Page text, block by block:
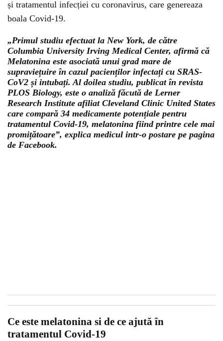
și tratamentul infecției cu coronavirus, care genereaza
boala Covid-19.
„Primul studiu efectuat la New York, de către
Columbia University Irving Medical Center, afirmă că
Melatonina este asociată unui grad mare de
supraviețuire în cazul pacienților infectați cu SRAS-
CoV2 și intubați. Al doilea studiu, publicat în revista
PLOS Biology, este o analiză făcută de Lerner
Research Institute afiliat Cleveland Clinic United States
care compară 34 medicamente potențiale pentru
tratamentul Covid-19, melatonina fiind printre cele mai
promițătoare”, explica medicul intr-o postare pe pagina
de Facebook.
Ce este melatonina si de ce ajută în
tratamentul Covid-19